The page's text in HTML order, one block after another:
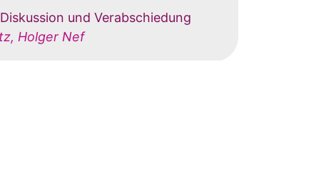
und Verabschiedung
Holger Nef